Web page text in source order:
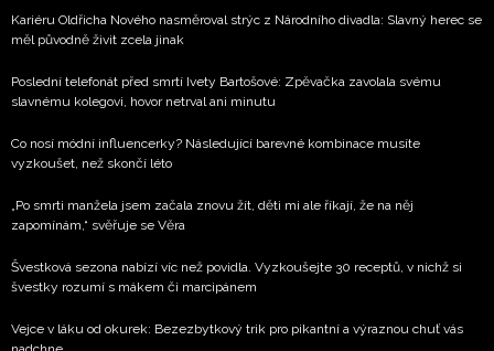
Kariéru Oldřicha Nového nasměroval strýc z Národního divadla: Slavný herec se
měl původně živit zcela jinak
Poslední telefonát před smrtí Ivety Bartošové: Zpěvačka zavolala svému
slavnému kolegovi, hovor netrval ani minutu
Co nosí módní influencerky? Následující barevné kombinace musíte
vyzkoušet, než skončí léto
„Po smrti manžela jsem začala znovu žít, děti mi ale říkají, že na něj
zapomínám,“ svěřuje se Věra
Švestková sezona nabízí víc než povidla. Vyzkoušejte 30 receptů, v nichž si
švestky rozumí s mákem či marcipánem
Vejce v láku od okurek: Bezezbytkový trik pro pikantní a výraznou chuť vás